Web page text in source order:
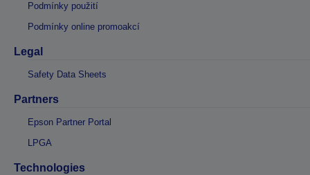
Podmínky použití
Podmínky online promoakcí
Legal
Safety Data Sheets
Partners
Epson Partner Portal
LPGA
Technologies